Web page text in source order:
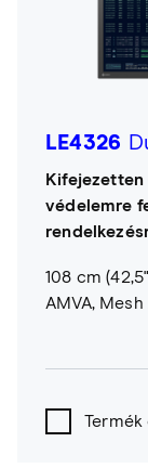
LE4326
Kifejezetten
védelemre
108 cm
AMVA,
Termék